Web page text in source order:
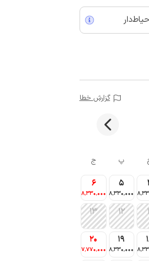
حیاط‌دار
گزارش خطا
پ ج
5
8٬330٬000
6
8٬330٬000
12
13
19
8٬330٬000
20
7٬770٬000